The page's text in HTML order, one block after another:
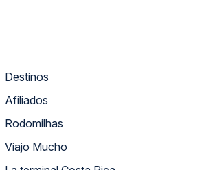
Destinos
Afiliados
Rodomilhas
Viajo Mucho